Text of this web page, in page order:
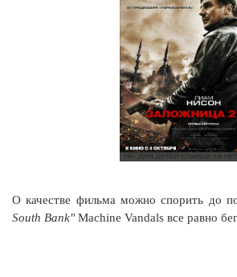
О качестве фильма можно спорить до
South Bank"Machine Vandals все равно